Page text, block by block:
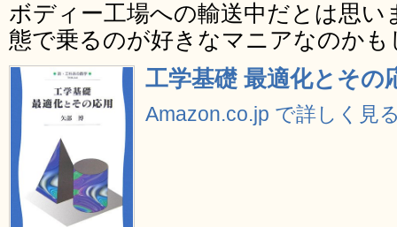
ボディー工場への輸送中だとは思
態で乗るのが好きなマニアなのかも
工学基礎 最適化とその
Amazon.co.jp で詳しく見